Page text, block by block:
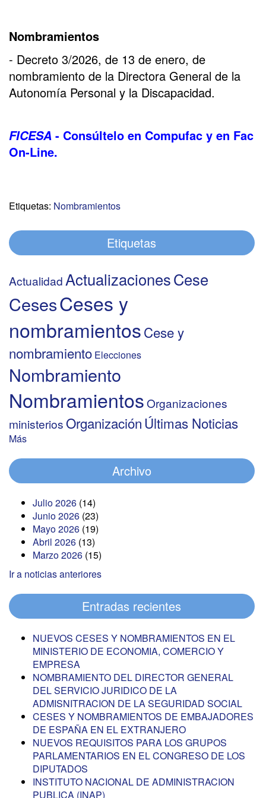
Nombramientos
- Decreto 3/2026, de 13 de enero, de
nombramiento de la Directora General de la
Autonomía Personal y la Discapacidad.
FICESA - Consúltelo en Compufac y en Fac
On-Line.
Etiquetas: Nombramientos
Etiquetas
Actualidad ActualizacionesCese
CesesCeses y
nombramientosCese y
nombramiento Elecciones
Nombramiento
NombramientosOrganizaciones
ministeriosOrganizaciónÚltimas Noticias
Más
Archivo
Julio 2026 (14)
Junio 2026 (23)
Mayo 2026 (19)
Abril 2026 (13)
Marzo 2026 (15)
Ir a noticias anteriores
Entradas recientes
NUEVOS CESES Y NOMBRAMIENTOS EN EL
MINISTERIO DE ECONOMIA, COMERCIO Y
EMPRESA
NOMBRAMIENTO DEL DIRECTOR GENERAL
DEL SERVICIO JURIDICO DE LA
ADMISNITRACION DE LA SEGURIDAD SOCIAL
CESES Y NOMBRAMIENTOS DE EMBAJADORES
DE ESPAÑA EN EL EXTRANJERO
NUEVOS REQUISITOS PARA LOS GRUPOS
PARLAMENTARIOS EN EL CONGRESO DE LOS
DIPUTADOS
INSTITUTO NACIONAL DE ADMINISTRACION
PUBLICA (INAP)